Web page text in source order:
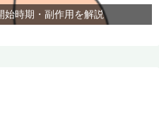
始時期・副作用を解説